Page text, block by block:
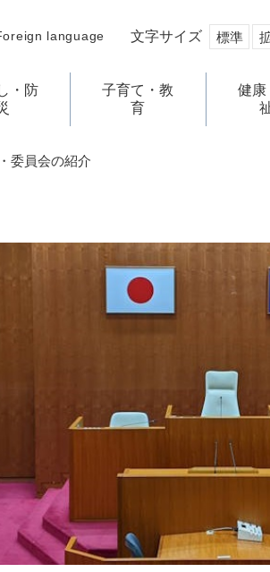
language 文字サイズ 標準
・防
子育て・教
育
健康
委員会の紹介